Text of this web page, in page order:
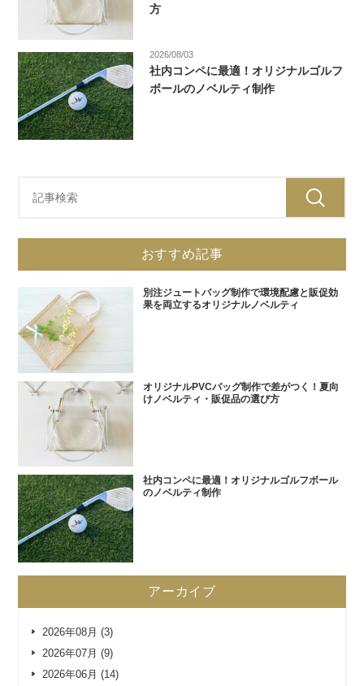
方
2026/08/03
社内コンペに最適！オリジナルゴルフ
ボールのノベルティ制作
おすすめ記事
別注ジュートバッグ制作で環境配慮と販促効
果を両立するオリジナルノベルティ
オリジナルPVCバッグ制作で差がつく！夏向
けノベルティ・販促品の選び方
社内コンペに最適！オリジナルゴルフボール
のノベルティ制作
アーカイブ
2026年08月 (3)
2026年07月 (9)
2026年06月 (14)